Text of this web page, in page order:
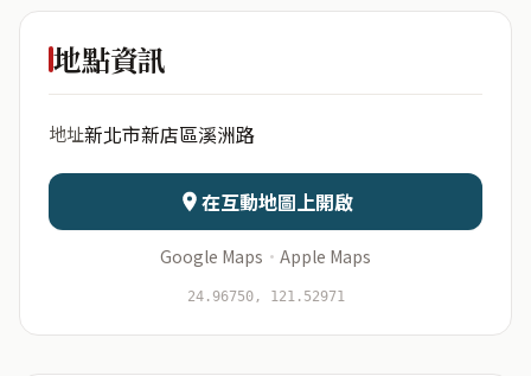
溪洲部落
日期 出生時辰
資料僅用於即時分析，不會儲存於伺服器
地點資訊
地址新北市新店區溪洲路
在互動地圖上開啟
Google Maps · Apple Maps
24.96750, 121.52971